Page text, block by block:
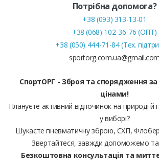
Потрібна допомога?
+38 (093) 313-13-01
+38 (068) 102-36-76 (ОПТ)
+38 (050) 444-71-84 (Тех.
sportorg.com.ua@gmail.com
СпортОРГ - Зброя та спорядження
цінами!
Плануєте активний відпочинок на природі й
у виборі?
Шукаєте пневматичну зброю, СХП,
Звертайтеся, завжди допоможемо
Безкоштовна консультація та